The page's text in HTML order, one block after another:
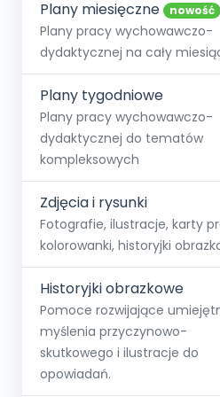
Społeczność
+48 12 631 04 10
O miesięczniku
Strona główna
O Akademii
Poznaj pakiet MAX
Testuj przez 7 dni
Wszystkie projekty
Skontaktuj się
Dodaj wpis
Plany miesięczne nowość
Plany pracy wychowawczo-
dydaktycznej na cały
Plany tygodniowe
Plany pracy wychowawczo-
dydaktycznej do tematów
kompleksowych
Zdjęcia i rysunki
Fotografie, ilustracje, karty
kolorowanki, historyjki
Historyjki obrazkowe
Pomoce rozwijające
myślenia przyczynowo-
skutkowego i ilustracje do
opowiadań.